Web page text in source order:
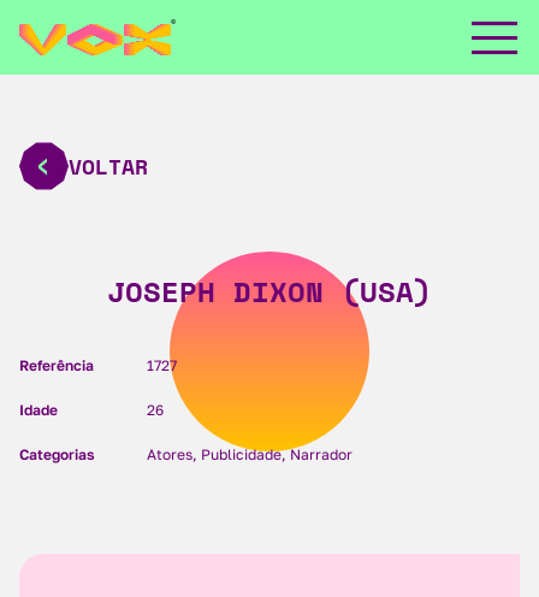
VOLTAR
JOSEPH DIXON (USA)
Referência 1727
Idade 26
Categorias Atores, Publicidade, Narrador